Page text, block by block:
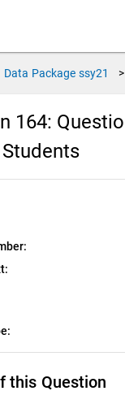
Data Package ssy21 >
164:
this Question